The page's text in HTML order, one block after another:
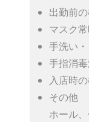
出勤前
マスク
手洗い
手指消
入店時
その他
ホール